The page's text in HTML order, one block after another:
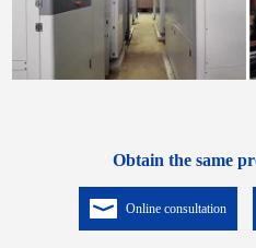
Obtain the same
Online consultation